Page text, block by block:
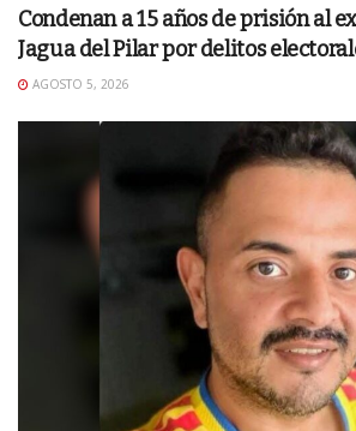
Condenan a 15 años de prisión al
Jagua del Pilar por delitos
AGOSTO 5, 2026